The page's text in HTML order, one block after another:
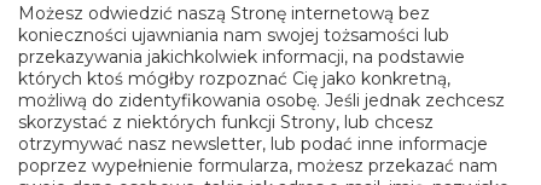
Możesz odwiedzić naszą Stronę internetową bez
konieczności ujawniania nam swojej tożsamości lub
przekazywania jakichkolwiek informacji, na podstawie
których ktoś mógłby rozpoznać Cię jako konkretną,
możliwą do zidentyfikowania osobę. Jeśli jednak zechcesz
skorzystać z niektórych funkcji Strony, lub chcesz
otrzymywać nasz newsletter, lub podać inne informacje
poprzez wypełnienie formularza, możesz przekazać nam